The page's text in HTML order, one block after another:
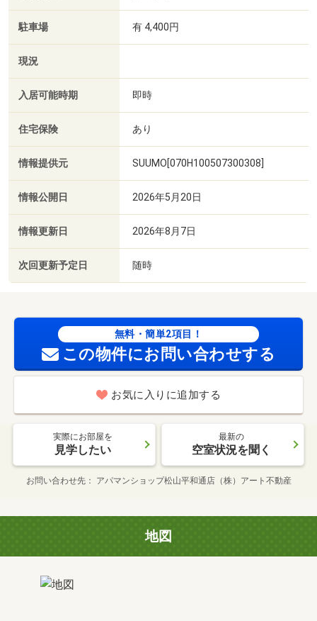
駐車場 有 4,400円
現況
入居可能時期 即時
住宅保険 あり
情報提供元 SUUMO[070H100507300308]
情報公開日 2026年5月20日
情報更新日 2026年8月7日
次回更新予定日 随時
無料・簡単2項目！
この物件にお問い合わせする
お気に入りに追加する
実際にお部屋を
見学したい
最新の
空室状況を聞く
お問い合わせ先 アパマンショップ松山平和通店（株）アート不動産
地図